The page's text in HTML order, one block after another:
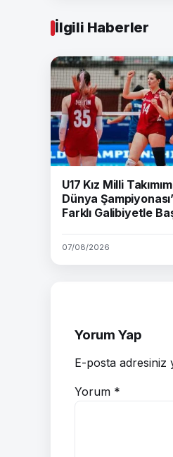
İlgili Haberler
U17 Kız Milli
Dünya
Farklı Galibiyetle
07/08/2026
Yorum Yap
E-posta adresiniz
Yorum *